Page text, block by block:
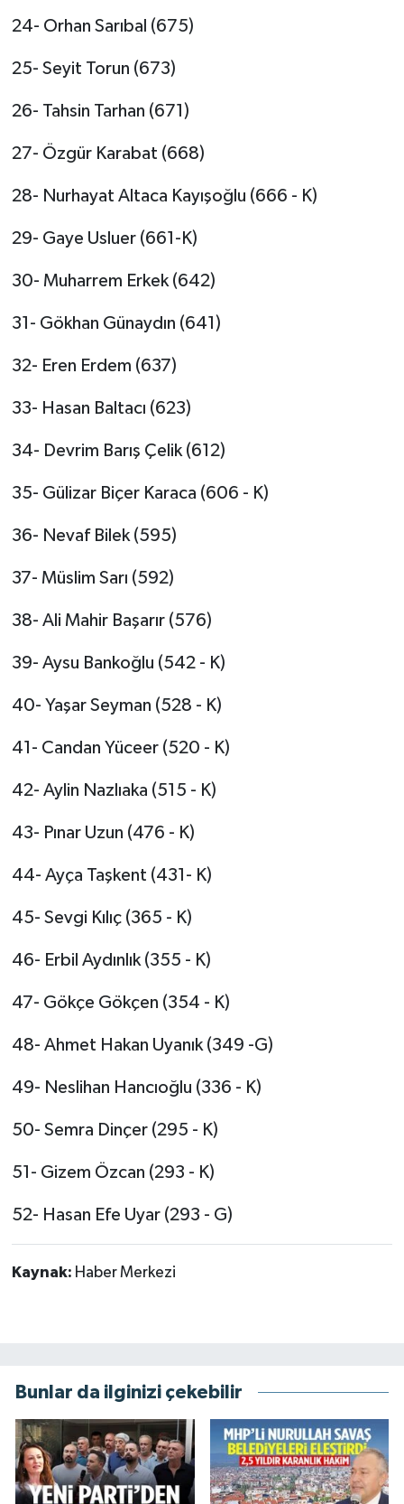
24- Orhan Sarıbal (675)
25- Seyit Torun (673)
26- Tahsin Tarhan (671)
27- Özgür Karabat (668)
28- Nurhayat Altaca Kayışoğlu (666 - K)
29- Gaye Usluer (661-K)
30- Muharrem Erkek (642)
31- Gökhan Günaydın (641)
32- Eren Erdem (637)
33- Hasan Baltacı (623)
34- Devrim Barış Çelik (612)
35- Gülizar Biçer Karaca (606 - K)
36- Nevaf Bilek (595)
37- Müslim Sarı (592)
38- Ali Mahir Başarır (576)
39- Aysu Bankoğlu (542 - K)
40- Yaşar Seyman (528 - K)
41- Candan Yüceer (520 - K)
42- Aylin Nazlıaka (515 - K)
43- Pınar Uzun (476 - K)
44- Ayça Taşkent (431- K)
45- Sevgi Kılıç (365 - K)
46- Erbil Aydınlık (355 - K)
47- Gökçe Gökçen (354 - K)
48- Ahmet Hakan Uyanık (349 -G)
49- Neslihan Hancıoğlu (336 - K)
50- Semra Dinçer (295 - K)
51- Gizem Özcan (293 - K)
52- Hasan Efe Uyar (293 - G)
Kaynak: Haber Merkezi
Bunlar da ilginizi çekebilir